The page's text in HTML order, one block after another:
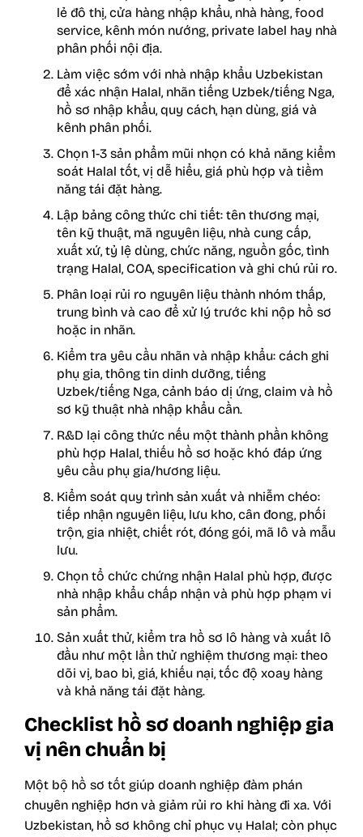
lẻ đô thị, cửa hàng nhập khẩu, nhà hàng, food
service, kênh món nướng, private label hay nhà
phân phối nội địa.
Làm việc sớm với nhà nhập khẩu Uzbekistan
để xác nhận Halal, nhãn tiếng Uzbek/tiếng Nga,
hồ sơ nhập khẩu, quy cách, hạn dùng, giá và
kênh phân phối.
Chọn 1-3 sản phẩm mũi nhọn có khả năng kiểm
soát Halal tốt, vị dễ hiểu, giá phù hợp và tiềm
năng tái đặt hàng.
Lập bảng công thức chi tiết: tên thương mại,
tên kỹ thuật, mã nguyên liệu, nhà cung cấp,
xuất xứ, tỷ lệ dùng, chức năng, nguồn gốc, tình
trạng Halal, COA, specification và ghi chú rủi ro.
Phân loại rủi ro nguyên liệu thành nhóm thấp,
trung bình và cao để xử lý trước khi nộp hồ sơ
hoặc in nhãn.
Kiểm tra yêu cầu nhãn và nhập khẩu: cách ghi
phụ gia, thông tin dinh dưỡng, tiếng
Uzbek/tiếng Nga, cảnh báo dị ứng, claim và hồ
sơ kỹ thuật nhà nhập khẩu cần.
R&D lại công thức nếu một thành phần không
phù hợp Halal, thiếu hồ sơ hoặc khó đáp ứng
yêu cầu phụ gia/hương liệu.
Kiểm soát quy trình sản xuất và nhiễm chéo:
tiếp nhận nguyên liệu, lưu kho, cân đong, phối
trộn, gia nhiệt, chiết rót, đóng gói, mã lô và mẫu
lưu.
Chọn tổ chức chứng nhận Halal phù hợp, được
nhà nhập khẩu chấp nhận và phù hợp phạm vi
sản phẩm.
Sản xuất thử, kiểm tra hồ sơ lô hàng và xuất lô
đầu như một lần thử nghiệm thương mại: theo
dõi vị, bao bì, giá, khiếu nại, tốc độ xoay hàng
và khả năng tái đặt hàng.
Checklist hồ sơ doanh nghiệp gia
vị nên chuẩn bị
Một bộ hồ sơ tốt giúp doanh nghiệp đàm phán
chuyên nghiệp hơn và giảm rủi ro khi hàng đi xa. Với
Uzbekistan, hồ sơ không chỉ phục vụ Halal; còn phục